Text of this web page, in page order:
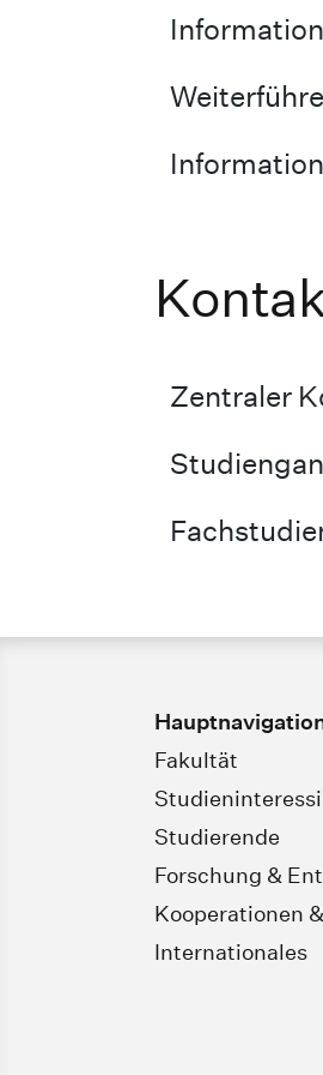
Zentraler
Fakultät
Studierende
Forschung &
Kooperationen
Internationales